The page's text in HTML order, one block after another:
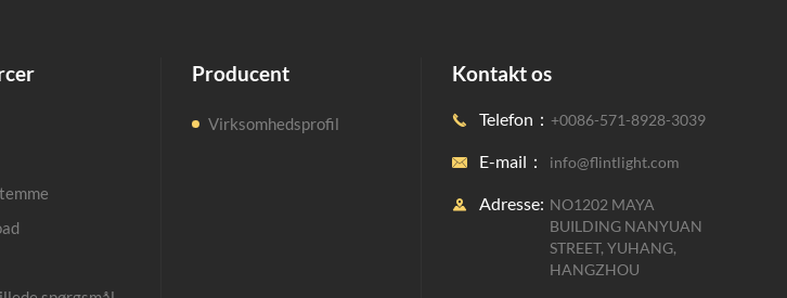
Producent
Virksomhedsprofil
Kontakt os
 Telefon： +0086-571-8928-3039
 E-mail： info@flintlight.com
 Adresse: NO1202 MAYA
BUILDING NANYUAN
STREET, YUHANG,
HANGZHOU